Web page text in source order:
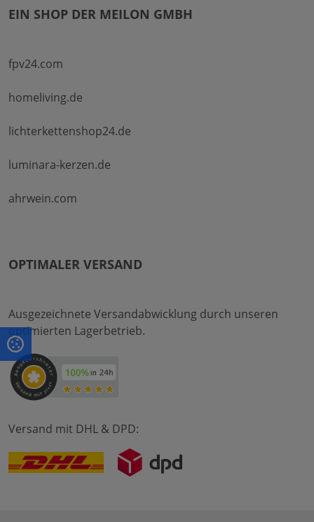
EIN SHOP DER MEILON GMBH
fpv24.com
homeliving.de
lichterkettenshop24.de
luminara-kerzen.de
ahrwein.com
OPTIMALER VERSAND
Ausgezeichnete Versandabwicklung durch unseren
optimierten Lagerbetrieb.
Versand mit DHL & DPD: